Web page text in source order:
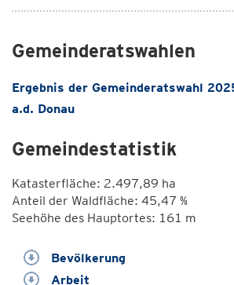
Gemeinderatswahlen
Ergebnis der Gemeinderatswahl
a.d. Donau
Gemeindestatistik
Katasterfläche: 2.497,89 ha
Anteil der Waldfläche: 45,47 %
Seehöhe des Hauptortes: 161 m
Bevölkerung
Arbeit